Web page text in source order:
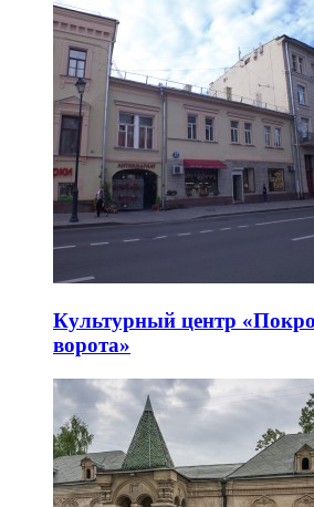
Культурный центр
ворота»